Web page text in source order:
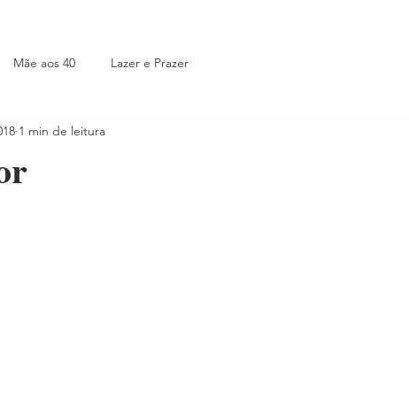
Mãe aos 40 Lazer e Prazer
1 min de leitura